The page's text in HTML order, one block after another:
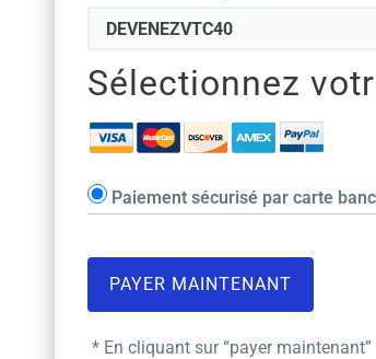
Sélectionnez
Paiement sécurisé par carte
* En cliquant sur “payer